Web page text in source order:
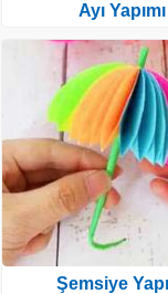
Ayı Yapımı
Şemsiye